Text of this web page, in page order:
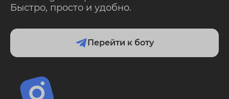
Быстро, просто и удобно.
Перейти к боту